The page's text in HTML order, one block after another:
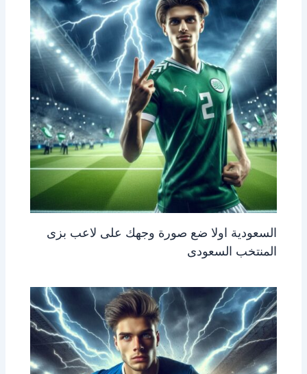
السعودية اولا ضع صورة وجهك على لاعب بزى
المنتخب السعودى